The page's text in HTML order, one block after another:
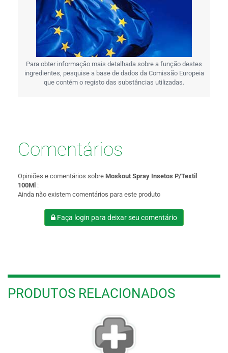
Para obter informação mais detalhada sobre a função destes
ingredientes, pesquise a base de dados da Comissão Europeia
que contém o registo das substâncias utilizadas.
Comentários
Opiniões e comentários sobre Moskout Spray Insetos P/Textil
100Ml :
Ainda não existem comentários para este produto
Faça login para deixar seu comentário
PRODUTOS RELACIONADOS